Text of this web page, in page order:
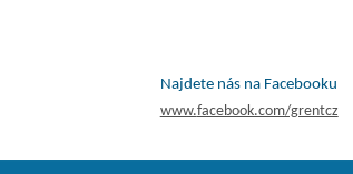
Najdete nás na Facebooku
www.facebook.com/grentcz